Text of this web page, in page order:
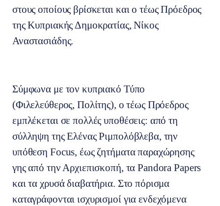
στους οποίους βρίσκεται και ο τέως Πρόεδρος
της Κυπριακής Δημοκρατίας, Νίκος
Αναστασιάδης.
Σύμφωνα με τον κυπριακό Τύπο
(Φιλελεύθερος, Πολίτης), ο τέως Πρόεδρος
εμπλέκεται σε πολλές υποθέσεις: από τη
σύλληψη της Ελένας Ριμπολόβλεβα, την
υπόθεση Focus, έως ζητήματα παραχώρησης
γης από την Αρχιεπισκοπή, τα Pandora Papers
και τα χρυσά διαβατήρια. Στο πόρισμα
καταγράφονται ισχυρισμοί για ενδεχόμενα